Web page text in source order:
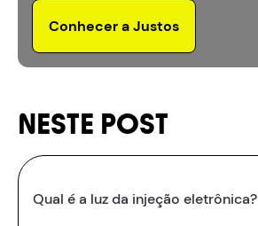
Conhecer a Justos
NESTE POST
Qual é a luz da injeção eletrônica?